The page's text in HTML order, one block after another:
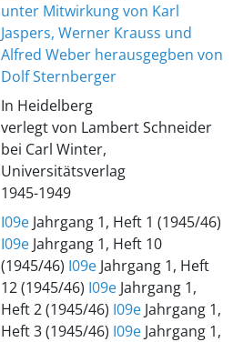
unter Mitwirkung von Karl
Jaspers, Werner Krauss und
Alfred Weber herausgegben von
Dolf Sternberger
In Heidelberg
verlegt von Lambert Schneider
bei Carl Winter,
Universitätsverlag
1945-1949
I09eJahrgang 1, Heft 1 (1945/46)
I09eJahrgang 1, Heft 10
(1945/46) I09eJahrgang 1, Heft
12 (1945/46) I09eJahrgang 1,
Heft 2 (1945/46) I09eJahrgang 1,
Heft 3 (1945/46) I09eJahrgang 1,